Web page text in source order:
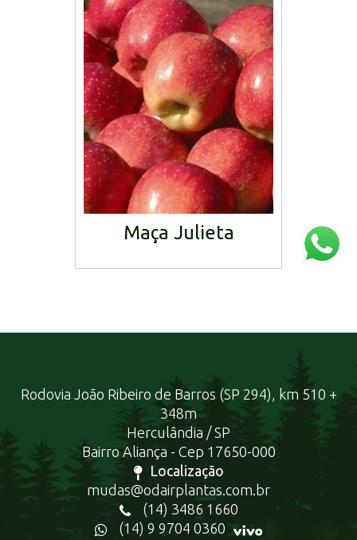
Maça Julieta
Rodovia João Ribeiro de Barros (SP 294), km 510 +
348m
Herculândia / SP
Bairro Aliança - Cep 17650-000
Localização
mudas@odairplantas.com.br
(14) 3486 1660
(14) 9 9704 0360